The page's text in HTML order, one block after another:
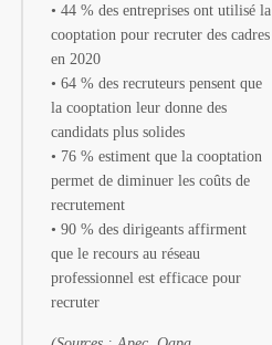
• 44 % des entreprises ont utilisé la
cooptation pour recruter des cadres
en 2020
• 64 % des recruteurs pensent que
la cooptation leur donne des
candidats plus solides
• 76 % estiment que la cooptation
permet de diminuer les coûts de
recrutement
• 90 % des dirigeants affirment
que le recours au réseau
professionnel est efficace pour
recruter